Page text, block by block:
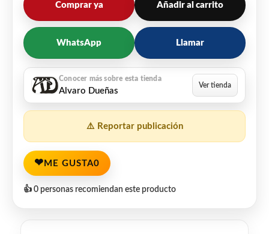
Comprar ya Añadir al carrito
WhatsApp Llamar
Alvaro Dueñas
⚠️ Reportar publicación
❤ ME GUSTA0
👍 0 personas recomiendan este producto